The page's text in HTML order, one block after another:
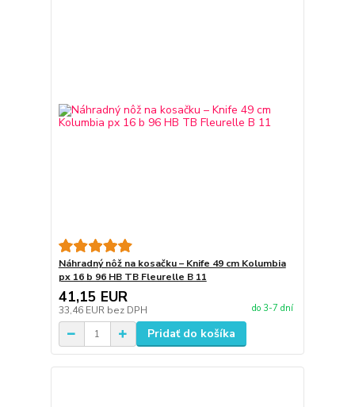
Náhradný nôž na kosačku – Knife 49 cm Kolumbia
px 16 b 96 HB TB Fleurelle B 11
41,15 EUR
33,46 EUR bez DPH do 3-7 dní
Pridať do košíka